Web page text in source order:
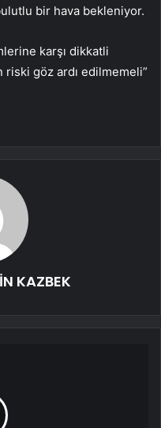
bir hava bekleniyor.
karşı dikkatli
göz ardı edilmemeli”
KAZBEK